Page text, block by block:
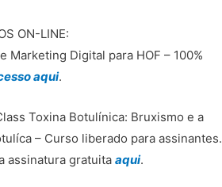
ON-LINE:
Marketing Digital para HOF – 100%
aqui.
Toxina Botulínica: Bruxismo e a
– Curso liberado para assinantes.
assinatura gratuita aqui.